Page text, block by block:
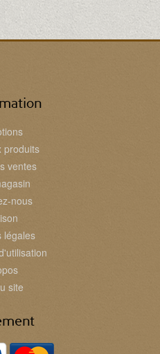
produits
ventes
nous
légales
site